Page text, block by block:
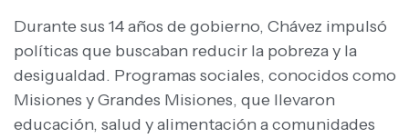
Durante sus 14 años de gobierno, Chávez impulsó
políticas que buscaban reducir la pobreza y la
desigualdad. Programas sociales, conocidos como
Misiones y Grandes Misiones, que llevaron
educación, salud y alimentación a comunidades